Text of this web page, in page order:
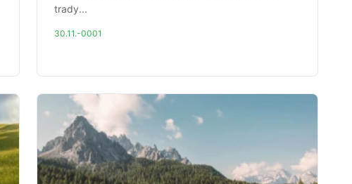
trady...
30.11.-0001